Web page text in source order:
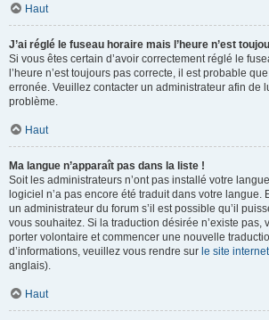
Haut
J’ai réglé le fuseau horaire mais l’heure n’est
Si vous êtes certain d’avoir correctement réglé le
l’heure n’est toujours pas correcte, il est probable
erronée. Veuillez contacter un administrateur afin de
problème.
Haut
Ma langue n’apparaît pas dans la liste !
Soit les administrateurs n’ont pas installé votre
logiciel n’a pas encore été traduit dans votre langue.
un administrateur du forum s’il est possible qu’il
vous souhaitez. Si la traduction désirée n’existe pas,
porter volontaire et commencer une nouvelle
d’informations, veuillez vous rendre sur le site
anglais).
Haut